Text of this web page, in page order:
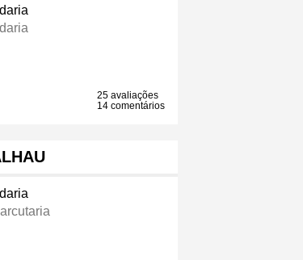
25 avaliações
14 comentários